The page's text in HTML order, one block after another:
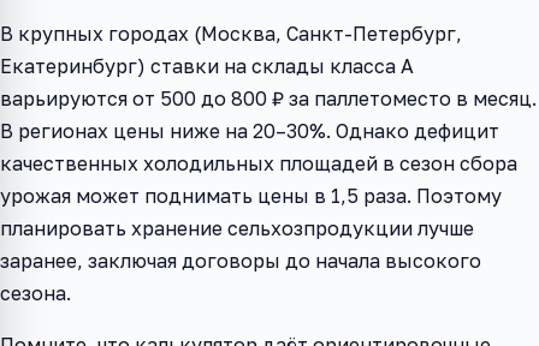
В крупных городах (Москва, Санкт-Петербург,
Екатеринбург) ставки на склады класса A
варьируются от 500 до 800 ₽ за паллетоместо в месяц.
В регионах цены ниже на 20–30%. Однако дефицит
качественных холодильных площадей в сезон сбора
урожая может поднимать цены в 1,5 раза. Поэтому
планировать хранение сельхозпродукции лучше
заранее, заключая договоры до начала высокого
сезона.